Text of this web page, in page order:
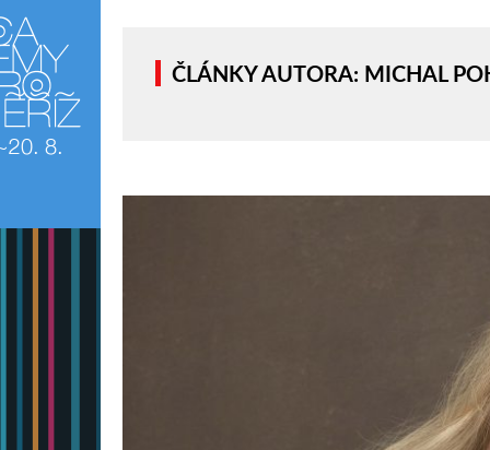
ČLÁNKY AUTORA: MICHAL